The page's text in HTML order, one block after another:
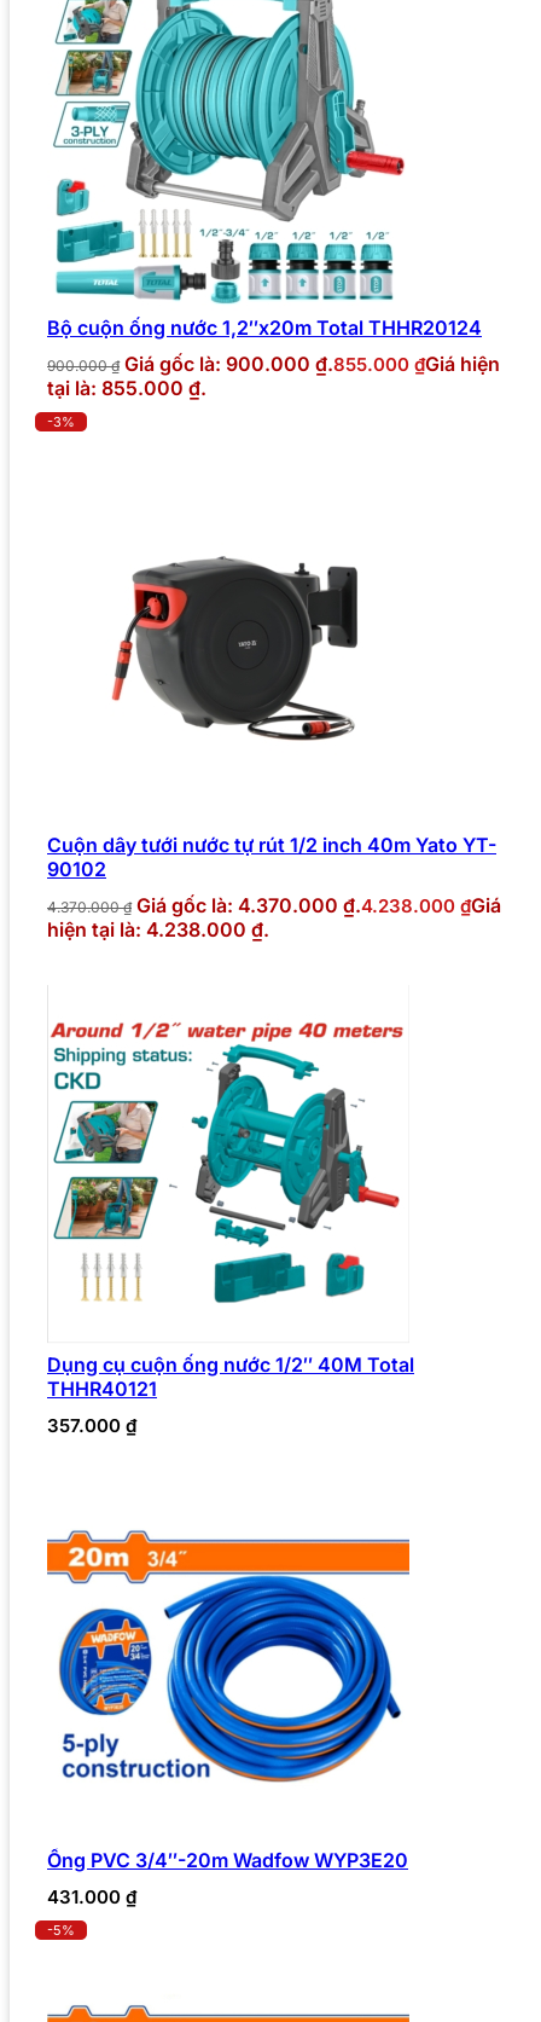
Bộ cuộn ống nước 1,2″x20m Total THHR20124
900.000₫ Giá gốc là: 900.000 ₫.855.000 ₫Giá hiện
tại là: 855.000 ₫.
-3%
Cuộn dây tưới nước tự rút 1/2 inch 40m Yato YT-
90102
4.370.000₫ Giá gốc là: 4.370.000 ₫.4.238.000 ₫Giá
hiện tại là: 4.238.000 ₫.
Dụng cụ cuộn ống nước 1/2″ 40M Total
THHR40121
357.000 ₫
Ống PVC 3/4″-20m Wadfow WYP3E20
431.000 ₫
-5%